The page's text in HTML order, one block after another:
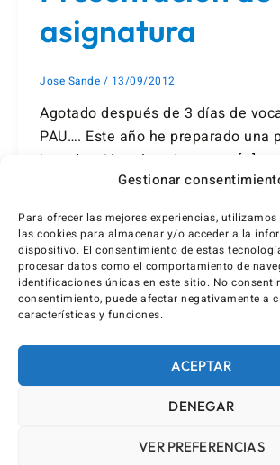
Gestionar
Para ofrecer las mejores experiencias,
las cookies para almacenar y/o acceder a la
dispositivo. El consentimiento de estas
procesar datos como el comportamiento de
identificaciones únicas en este sitio. No
consentimiento, puede afectar negativamente a
características y funciones.
ACEPTAR
DENEGAR
VER PREFERENCIAS
asignatura
Jose Sande / 13/09/2012
Agotado después de 3 días de
PAU…. Este año he preparado una
introducción a la asignatura, […]